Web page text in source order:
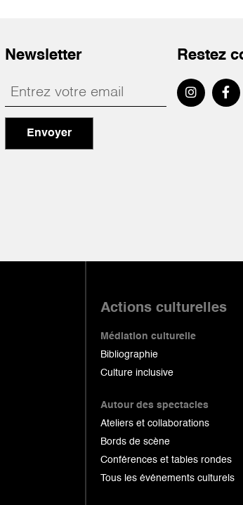
Newsletter
Envoyer
Restez
Actions culturelles
Médiation culturelle
Bibliographie
Culture inclusive
Autour des spectacles
Ateliers et collaborations
Bords de scène
Conférences et tables rondes
Tous les événements culturels